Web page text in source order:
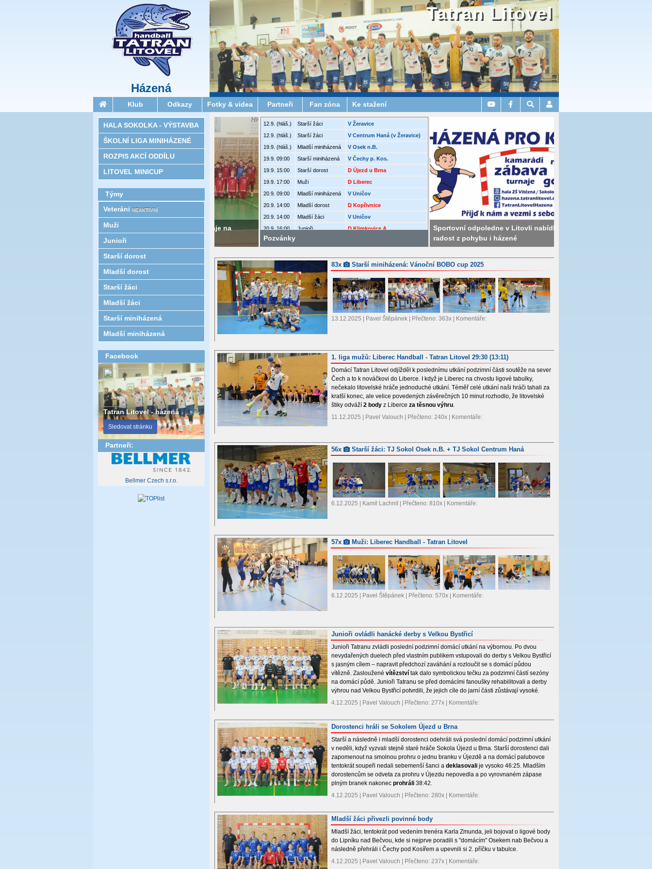
Házená
Tatran Litovel
Klub Odkazy Fotky & videa Partneři Fan zóna Ke stažení
Starší žáci
V Žeravice
12.9. (hláš.)
Starší žáci
V Centrum Haná (v Žeravice)
19.9. (hláš.)
Mladší miniházená
V Osek n.B.
19.9. 09:00
Starší miniházená
V Čechy p. Kos.
19.9. 15:00
Starší dorost
D Újezd u Brna
19.9. 17:00
Muži
D Liberec
20.9. 09:00
Mladší miniházená
V Uničov
20.9. 14:00
Mladší dorost
D Kopřivnice
20.9. 14:00
Mladší žáci
V Uničov
20.9. 16:00
Junioři
D Klimkovice A
Sportovní odpoledne v Litovli nabídlo dětem
radost z pohybu i házené
83x Starší miniházená: Vánoční BOBO cup 2025
13.12.2025 | Pavel Štěpánek | Přečteno: 363x | Komentáře:
1. liga mužů: Liberec Handball - Tatran Litovel 29:30 (13:11)
Domácí Tatran Litovel odjížděl k poslednímu utkání podzimní části soutěže na sever
Čech a to k nováčkovi do Liberce. I když je Liberec na chvostu ligové tabulky,
nečekalo litovelské hráče jednoduché utkání. Téměř celé utkání naši hráči tahali za
kratší konec, ale velice povedených závěrečných 10 minut rozhodlo, že litovelské
štiky odváží2 body z Liberceza těsnou výhru
11.12.2025 | Pavel Valouch | Přečteno: 240x | Komentáře:
56x Starší žáci: TJ Sokol Osek n.B. + TJ Sokol Centrum Haná
6.12.2025 | Kamil Lachnit | Přečteno: 810x | Komentáře:
57x Muži: Liberec Handball - Tatran Litovel
6.12.2025 | Pavel Štěpánek | Přečteno: 570x | Komentáře:
Junioři ovládli hanácké derby s Velkou Bystřicí
Junioři Tatranu zvládli poslední podzimní domácí utkání na výbornou. Po dvou
nevydařených duelech před vlastním publikem vstupovali do derby s Velkou Bystřicí
s jasným cílem – napravit předchozí zaváhání a rozloučit se s domácí půdou
vítězně. Zaslouženévítězstvítak dalo symbolickou tečku za podzimní částí sezóny
na domácí půdě. Junioři Tatranu se před domácími fanoušky rehabilitovali a derby
výhrou nad Velkou Bystřicí potvrdili, že jejich cíle do jarní části zůstávají vysoké.
4.12.2025 | Pavel Valouch | Přečteno: 277x | Komentáře:
Dorostenci hráli se Sokolem Újezd u Brna
Starší a následně i mladší dorostenci odehráli svá poslední domácí podzimní utkání
v neděli, když vyzvali stejně staré hráče Sokola Újezd u Brna. Starší dorostenci dali
zapomenout na smolnou prohru o jednu branku v Újezdě a na domácí palubovce
tentokrát soupeři nedali sebemenší šanci a deklasovali je vysoko 46:25. Mladším
dorostencům se odveta za prohru v Újezdu nepovedla a po vyrovnaném zápase
plným branek nakonecprohráli 38:42.
4.12.2025 | Pavel Valouch | Přečteno: 280x | Komentáře:
Mladší žáci přivezli povinné body
Mladší žáci, tentokrát pod vedením trenéra Karla Zmunda, jeli bojovat o ligové body
do Lipníku nad Bečvou, kde si nejprve poradili s "domácím" Osekem nab Bečvou a
následně přehráli i Čechy pod Kosířem a upevnili si 2. příčku v tabulce.
4.12.2025 | Pavel Valouch | Přečteno: 237x | Komentáře:
HALA SOKOLKA - VÝSTAVBA
ŠKOLNÍ LIGA MINIHÁZENÉ
ROZPIS AKCÍ ODDÍLU
LITOVEL MINICUP
Týmy
Veteráni NEAKTIVNÍ
Muži
Junioři
Starší dorost
Mladší dorost
Starší žáci
Mladší žáci
Starší miniházená
Mladší miniházená
Facebook
Tatran Litovel - házená
Sledovat stránku
Partneři:
Bellmer Czech s.r.o.